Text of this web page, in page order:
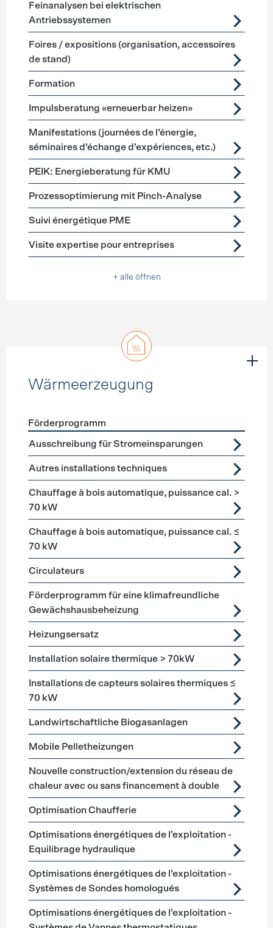
Feinanalysen bei elektrischen
Antriebssystemen
Foires / expositions (organisation, accessoires
de stand)
Formation
Impulsberatung «erneuerbar heizen»
Manifestations (journées de l’énergie,
séminaires d’échange d’expériences, etc.)
PEIK: Energieberatung für KMU
Prozessoptimierung mit Pinch-Analyse
Suivi énergétique PME
Visite expertise pour entreprises
+ alle öffnen
Wärmeerzeugung
Förderprogramme Wärmeerzeugung
Förderprogramm
Ausschreibung für Stromeinsparungen
Autres installations techniques
Chauffage à bois automatique, puissance cal. >
70 kW
Chauffage à bois automatique, puissance cal. ≤
70 kW
Circulateurs
Förderprogramm für eine klimafreundliche
Gewächshausbeheizung
Heizungsersatz
Installation solaire thermique > 70kW
Installations de capteurs solaires thermiques ≤
70 kW
Landwirtschaftliche Biogasanlagen
Mobile Pelletheizungen
Nouvelle construction/extension du réseau de
chaleur avec ou sans financement à double
Optimisation Chaufferie
Optimisations énergétiques de l’exploitation -
Equilibrage hydraulique
Optimisations énergétiques de l’exploitation -
Systèmes de Sondes homologués
Optimisations énergétiques de l’exploitation -